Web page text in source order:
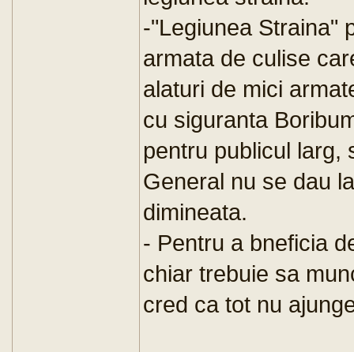
-"Legiunea Straina"
armata de culise
alaturi de mici
cu siguranta
pentru publicul larg,
General nu se dau
dimineata.
- Pentru a bneficia
chiar trebuie sa
cred ca tot nu